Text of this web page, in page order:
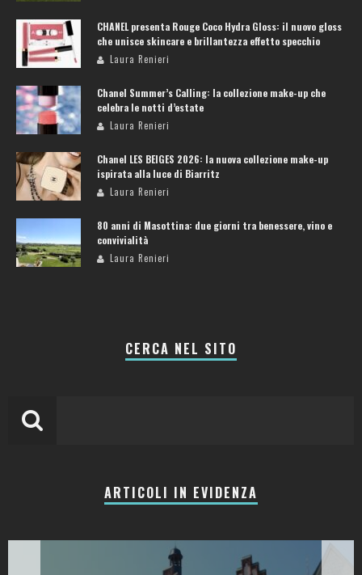
CHANEL presenta Rouge Coco Hydra Gloss: il nuovo gloss
che unisce skincare e brillantezza effetto specchio
Laura Renieri
Chanel Summer’s Calling: la collezione make-up che
celebra le notti d’estate
Laura Renieri
Chanel LES BEIGES 2026: la nuova collezione make-up
ispirata alla luce di Biarritz
Laura Renieri
80 anni di Masottina: due giorni tra benessere, vino e
convivialità
Laura Renieri
CERCA NEL SITO
ARTICOLI IN EVIDENZA